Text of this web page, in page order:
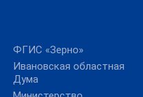
ФГИС «Зерно»
Ивановская областная
Дума